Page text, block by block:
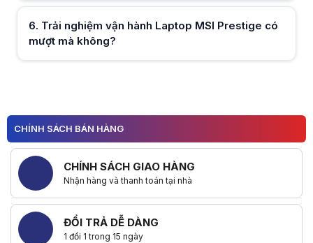
6. Trải nghiệm vận hành Laptop MSI Prestige có
mượt mà không?
Hữu ích (0)
CHÍNH SÁCH BÁN HÀNG
CHÍNH SÁCH GIAO HÀNG
Nhận hàng và thanh toán tại nhà
ĐỔI TRẢ DỄ DÀNG
1 đổi 1 trong 15 ngày